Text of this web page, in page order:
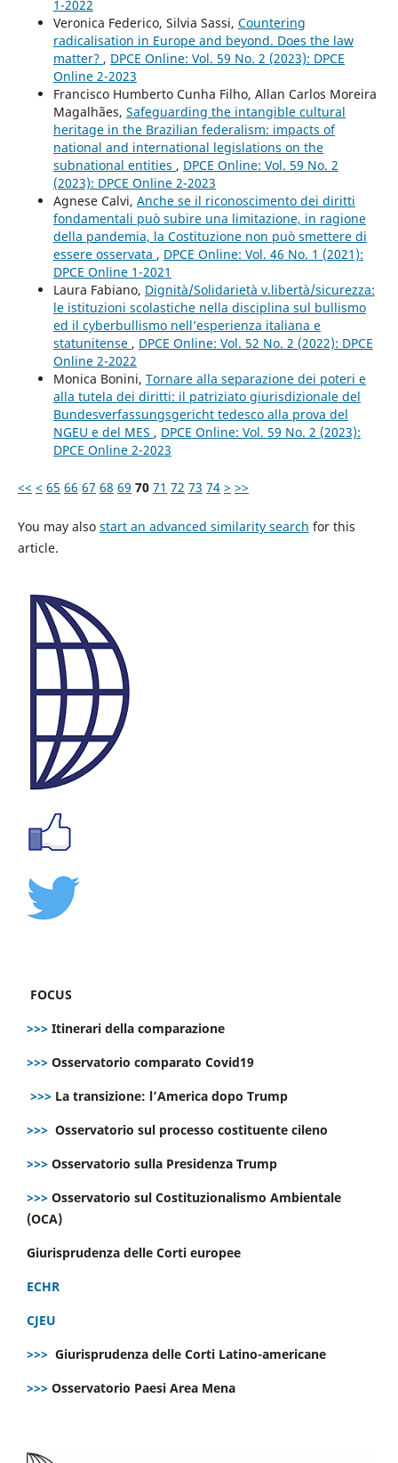
1-2022
Veronica Federico, Silvia Sassi, Countering
radicalisation in Europe and beyond. Does the law
matter? , DPCE Online: Vol. 59 No. 2 (2023): DPCE
Online 2-2023
Francisco Humberto Cunha Filho, Allan Carlos Moreira
Magalhães, Safeguarding the intangible cultural
heritage in the Brazilian federalism: impacts of
national and international legislations on the
subnational entities , DPCE Online: Vol. 59 No. 2
(2023): DPCE Online 2-2023
Agnese Calvi, Anche se il riconoscimento dei diritti
fondamentali può subire una limitazione, in ragione
della pandemia, la Costituzione non può smettere di
essere osservata , DPCE Online: Vol. 46 No. 1 (2021):
DPCE Online 1-2021
Laura Fabiano, Dignità/Solidarietà v.libertà/sicurezza:
le istituzioni scolastiche nella disciplina sul bullismo
ed il cyberbullismo nell’esperienza italiana e
statunitense , DPCE Online: Vol. 52 No. 2 (2022): DPCE
Online 2-2022
Monica Bonini, Tornare alla separazione dei poteri e
alla tutela dei diritti: il patriziato giurisdizionale del
Bundesverfassungsgericht tedesco alla prova del
NGEU e del MES , DPCE Online: Vol. 59 No. 2 (2023):
DPCE Online 2-2023
<< < 65 66 67 68 69 70 71 72 73 74 > >>
You may also start an advanced similarity search for this
article.
FOCUS
>>> Itinerari della comparazione
>>> Osservatorio comparato Covid19
>>> La transizione: l’America dopo Trump
>>> Osservatorio sul processo costituente cileno
>>> Osservatorio sulla Presidenza Trump
>>> Osservatorio sul Costituzionalismo Ambientale
(OCA)
Giurisprudenza delle Corti europee
ECHR
CJEU
>>> Giurisprudenza delle Corti Latino-americane
>>> Osservatorio Paesi Area Mena